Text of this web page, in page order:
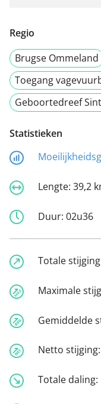
Regio
Brugse Ommeland
Toegang
Geboortedreef
Statistieken
Lengte: 39,2
Duur: 02u36
Totale
Maximale
Gemiddelde
Netto stijging:
Totale daling: